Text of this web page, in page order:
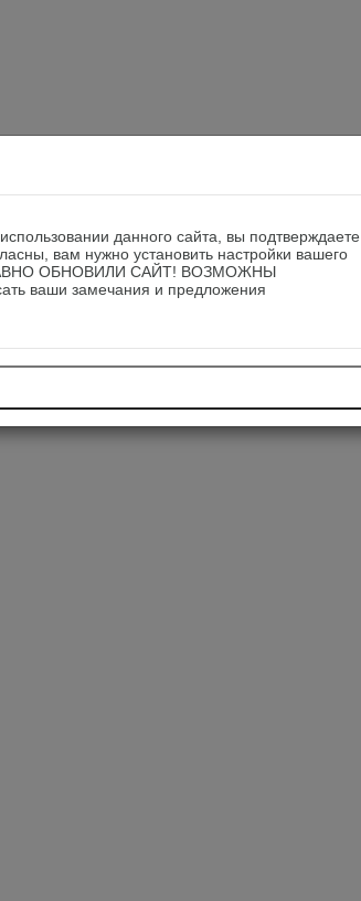
данного сайта, вы подтверждаете
вам нужно установить настройки вашего
ОБНОВИЛИ САЙТ! ВОЗМОЖНЫ
ваши замечания и предложения